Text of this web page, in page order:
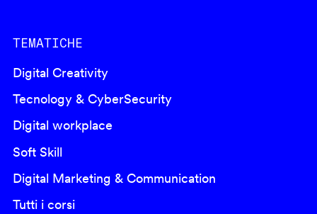
TEMATICHE
Digital Creativity
Tecnology & CyberSecurity
Digital workplace
Soft Skill
Digital Marketing & Communication
Tutti i corsi